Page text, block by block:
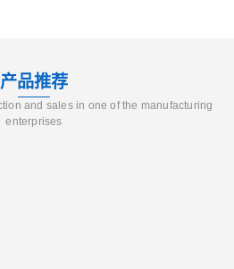
产品推荐
and sales in one of the manufacturing
enterprises